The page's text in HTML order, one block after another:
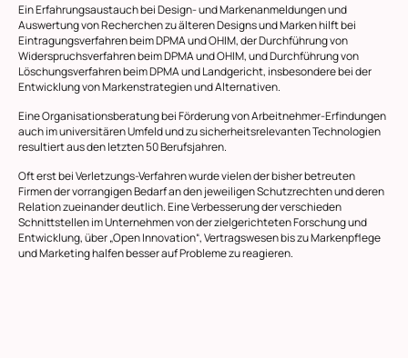
Ein Erfahrungsaustauch bei Design- und Markenanmeldungen und
Auswertung von Recherchen zu älteren Designs und Marken hilft bei
Eintragungsverfahren beim DPMA und OHIM, der Durchführung von
Widerspruchsverfahren beim DPMA und OHIM, und Durchführung von
Löschungsverfahren beim DPMA und Landgericht, insbesondere bei der
Entwicklung von Markenstrategien und Alternativen.
Eine Organisationsberatung bei Förderung von Arbeitnehmer-Erfindungen
auch im universitären Umfeld und zu sicherheitsrelevanten Technologien
resultiert aus den letzten 50 Berufsjahren.
Oft erst bei Verletzungs-Verfahren wurde vielen der bisher betreuten
Firmen der vorrangigen Bedarf an den jeweiligen Schutzrechten und deren
Relation zueinander deutlich. Eine Verbesserung der verschieden
Schnittstellen im Unternehmen von der zielgerichteten Forschung und
Entwicklung, über „Open Innovation“, Vertragswesen bis zu Markenpflege
und Marketing halfen besser auf Probleme zu reagieren.